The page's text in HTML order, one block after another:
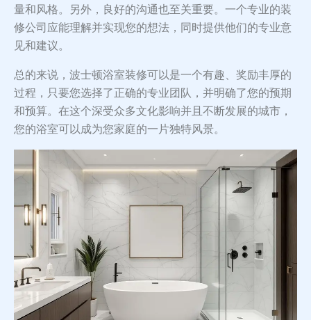
量和风格。另外，良好的沟通也至关重要。一个专业的装
修公司应能理解并实现您的想法，同时提供他们的专业意
见和建议。
总的来说，波士顿浴室装修可以是一个有趣、奖励丰厚的
过程，只要您选择了正确的专业团队，并明确了您的预期
和预算。在这个深受众多文化影响并且不断发展的城市，
您的浴室可以成为您家庭的一片独特风景。